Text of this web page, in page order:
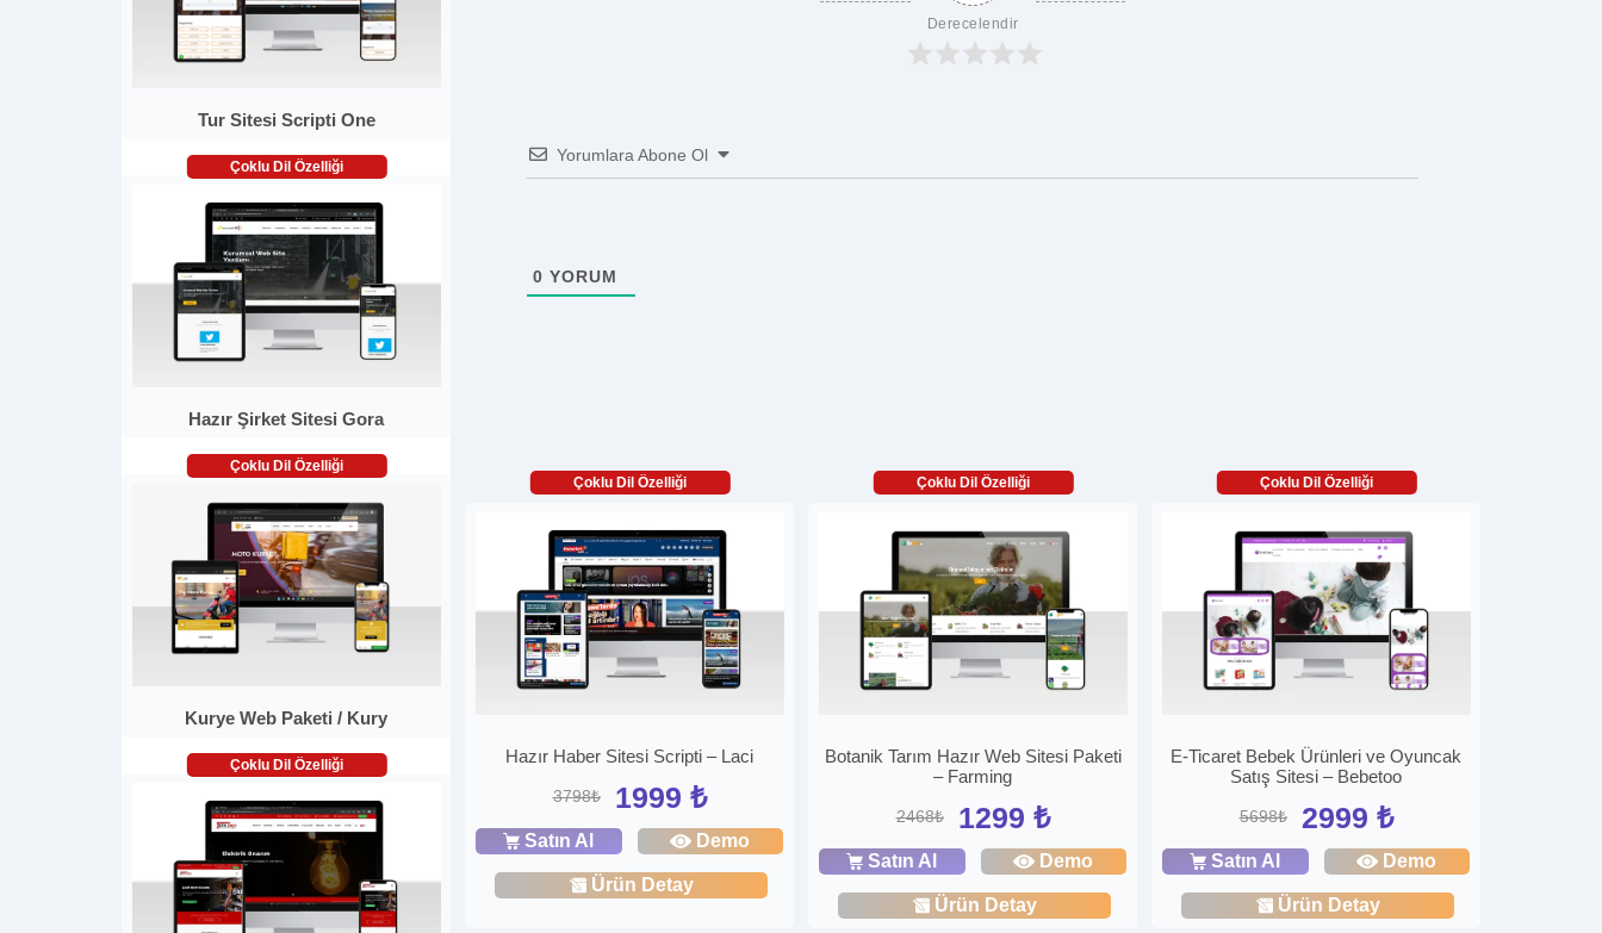
Tur Sitesi Scripti One
Çoklu Dil Özelliği
Hazır Şirket Sitesi Gora
Çoklu Dil Özelliği
Kurye Web Paketi / Kury
Çoklu Dil Özelliği
Derecelendir
Yorumlara Abone Ol
0 YORUM
Çoklu Dil Özelliği
Hazır Haber Sitesi Scripti – Laci
3798₺ 1999 ₺
Satın Al Demo
Ürün Detay
Çoklu Dil Özelliği
Botanik Tarım Hazır Web Sitesi Paketi
– Farming
2468₺ 1299 ₺
Satın Al Demo
Ürün Detay
Çoklu Dil Özelliği
E-Ticaret Bebek Ürünleri ve Oyuncak
Satış Sitesi – Bebetoo
5698₺ 2999 ₺
Satın Al Demo
Ürün Detay